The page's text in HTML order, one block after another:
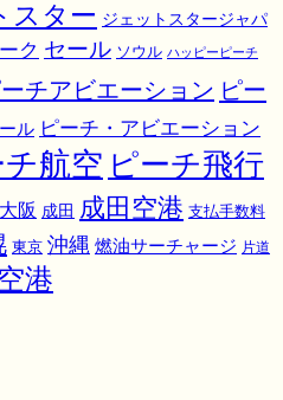
スター ジェットスタージャパ
ク セール ソウル ハッピーピーチ
チアビエーション ピー
ル ピーチ・アビエーション
チ航空 ピーチ飛行
大阪 成田 成田空港 支払手数料
東京 沖縄 燃油サーチャージ 片道
港